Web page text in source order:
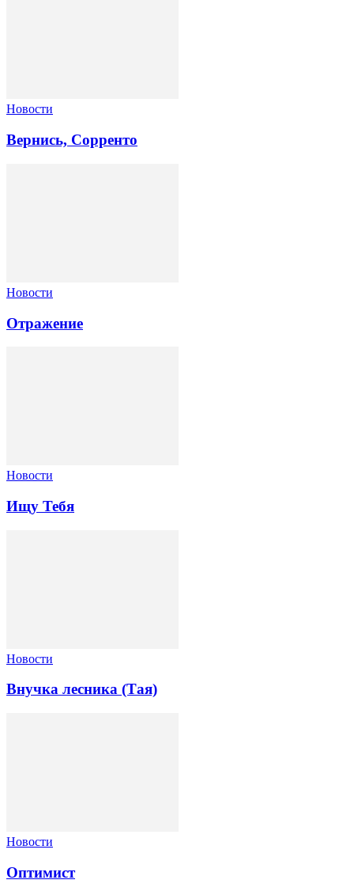
Новости
Вернись, Сорренто
Новости
Отражение
Новости
Ищу Тебя
Новости
Внучка лесника (Тая)
Новости
Оптимист